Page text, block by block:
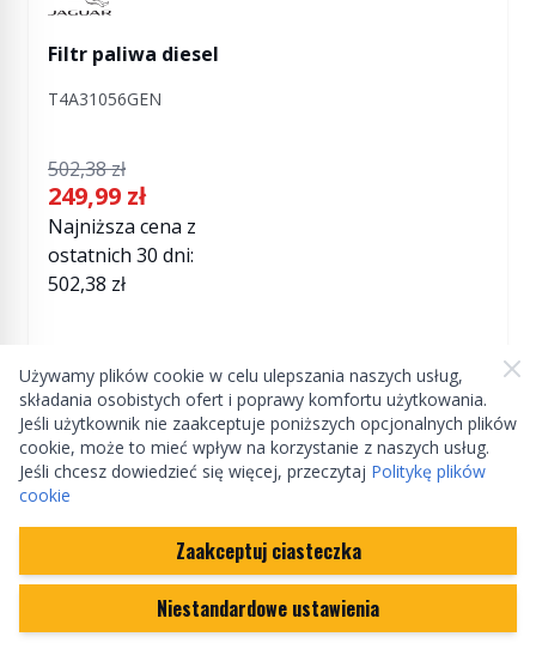
Używamy plików cookie w celu ulepszania naszych usług,
składania osobistych ofert i poprawy komfortu użytkowania.
Jeśli użytkownik nie zaakceptuje poniższych opcjonalnych plików
cookie, może to mieć wpływ na korzystanie z naszych usług.
Jeśli chcesz dowiedzieć się więcej, przeczytaj Politykę plików
cookie
Zaakceptuj ciasteczka
Niestandardowe ustawienia
Filtr paliwa diesel
T4A31056GEN
Regular Price
502,38 zł
Special Price
249,99 zł
Najniższa cena z
ostatnich 30 dni:
502,38 zł
Ilość
W magazynie